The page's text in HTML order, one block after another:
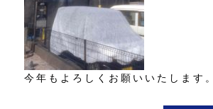
今年もよろしくお願いいたします。